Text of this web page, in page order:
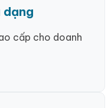
dạng
cấp cho doanh